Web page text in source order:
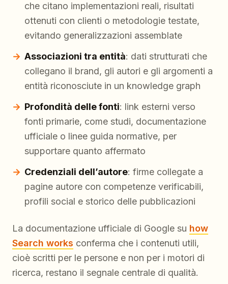
che citano implementazioni reali, risultati
ottenuti con clienti o metodologie testate,
evitando generalizzazioni assemblate
Associazioni tra entità: dati strutturati che
collegano il brand, gli autori e gli argomenti a
entità riconosciute in un knowledge graph
Profondità delle fonti: link esterni verso
fonti primarie, come studi, documentazione
ufficiale o linee guida normative, per
supportare quanto affermato
Credenziali dell’autore: firme collegate a
pagine autore con competenze verificabili,
profili social e storico delle pubblicazioni
La documentazione ufficiale di Google su how
Search works conferma che i contenuti utili,
cioè scritti per le persone e non per i motori di
ricerca, restano il segnale centrale di qualità.